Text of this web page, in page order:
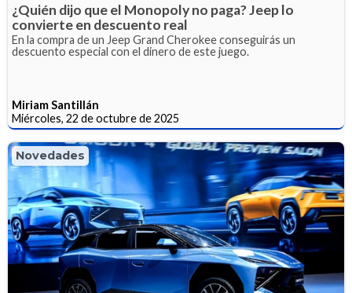
¿Quién dijo que el Monopoly no paga? Jeep lo
convierte en descuento real
En la compra de un Jeep Grand Cherokee conseguirás un
descuento especial con el dinero de este juego.
Miriam Santillán
Miércoles, 22 de octubre de 2025
Novedades